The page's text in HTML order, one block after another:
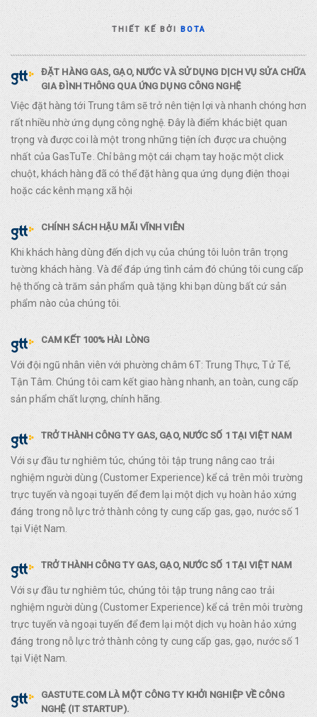
THIẾT KẾ BỞIBOTA
ĐẶT HÀNG GAS, GẠO, NƯỚC VÀ SỬ DỤNG DỊCH VỤ SỬA CHỮA
GIA ĐÌNH THÔNG QUA ỨNG DỤNG CÔNG NGHỆ
Việc đặt hàng tới Trung tâm sẽ trở nên tiện lợi và nhanh chóng hơn
rất nhiều nhờ ứng dụng công nghệ. Đây là điểm khác biệt quan
trọng và được coi là một trong những tiện ích được ưa chuộng
nhất của GasTuTe. Chỉ bằng một cái chạm tay hoặc một click
chuột, khách hàng đã có thể đặt hàng qua ứng dụng điện thoại
hoặc các kênh mạng xã hội
CHÍNH SÁCH HẬU MÃI VĨNH VIỄN
Khi khách hàng dùng đến dịch vụ của chúng tôi luôn trân trọng
tường khách hàng. Và để đáp ứng tình cảm đó chúng tôi cung cấp
hệ thống cà trăm sản phẩm quà tặng khi bạn dùng bất cứ sản
phẩm nào của chúng tôi.
CAM KẾT 100% HÀI LÒNG
Với đội ngũ nhân viên với phường châm 6T: Trung Thực, Tử Tế,
Tận Tâm. Chúng tôi cam kết giao hàng nhanh, an toàn, cung cấp
sản phẩm chất lượng, chính hãng.
TRỞ THÀNH CÔNG TY GAS, GẠO, NƯỚC SỐ 1 TẠI VIỆT NAM
Với sự đầu tư nghiêm túc, chúng tôi tập trung nâng cao trải
nghiệm người dùng (Customer Experience) kể cả trên môi trường
trực tuyến và ngoại tuyến để đem lại một dịch vụ hoàn hảo xứng
đáng trong nỗ lực trở thành công ty cung cấp gas, gạo, nước số 1
tại Việt Nam.
TRỞ THÀNH CÔNG TY GAS, GẠO, NƯỚC SỐ 1 TẠI VIỆT NAM
Với sự đầu tư nghiêm túc, chúng tôi tập trung nâng cao trải
nghiệm người dùng (Customer Experience) kể cả trên môi trường
trực tuyến và ngoại tuyến để đem lại một dịch vụ hoàn hảo xứng
đáng trong nỗ lực trở thành công ty cung cấp gas, gạo, nước số 1
tại Việt Nam.
GASTUTE.COM LÀ MỘT CÔNG TY KHỞI NGHIỆP VỀ CÔNG
NGHỆ (IT STARTUP).